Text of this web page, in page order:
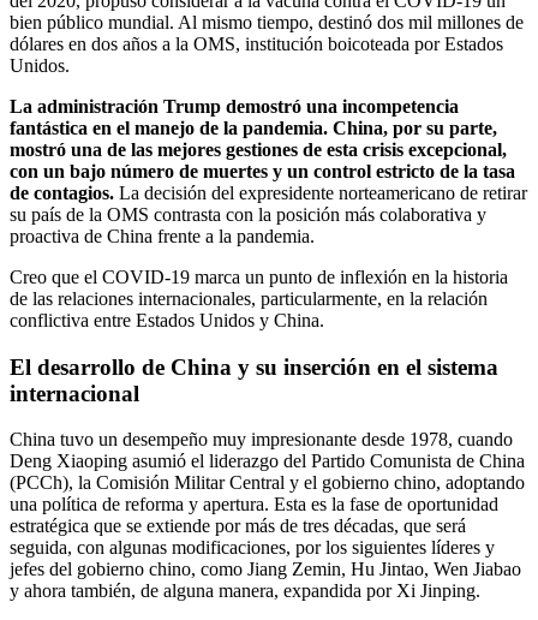
bien público mundial. Al mismo tiempo, destinó dos mil millones de
dólares en dos años a la OMS, institución boicoteada por Estados
Unidos.
La administración Trump demostró una incompetencia
fantástica en el manejo de la pandemia. China, por su parte,
mostró una de las mejores gestiones de esta crisis excepcional,
con un bajo número de muertes y un control estricto de la tasa
de contagios. La decisión del expresidente norteamericano de retirar
su país de la OMS contrasta con la posición más colaborativa y
proactiva de China frente a la pandemia.
Creo que el COVID-19 marca un punto de inflexión en la historia
de las relaciones internacionales, particularmente, en la relación
conflictiva entre Estados Unidos y China.
El desarrollo de China y su inserción en el sistema
internacional
China tuvo un desempeño muy impresionante desde 1978, cuando
Deng Xiaoping asumió el liderazgo del Partido Comunista de China
(PCCh), la Comisión Militar Central y el gobierno chino, adoptando
una política de reforma y apertura. Esta es la fase de oportunidad
estratégica que se extiende por más de tres décadas, que será
seguida, con algunas modificaciones, por los siguientes líderes y
jefes del gobierno chino, como Jiang Zemin, Hu Jintao, Wen Jiabao
y ahora también, de alguna manera, expandida por Xi Jinping.